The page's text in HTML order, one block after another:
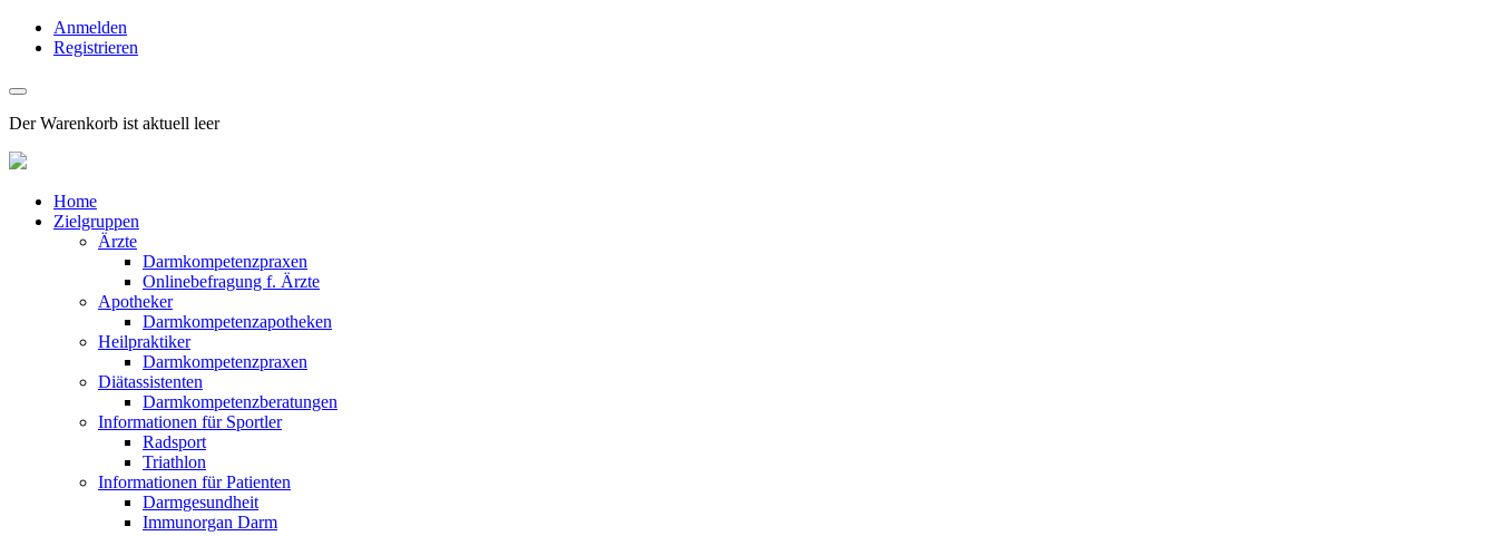
Anmelden
Registrieren
Der Warenkorb ist aktuell leer
Home
Zielgruppen
Ärzte
Darmkompetenzpraxen
Onlinebefragung f. Ärzte
Apotheker
Darmkompetenzapotheken
Heilpraktiker
Darmkompetenzpraxen
Diätassistenten
Darmkompetenzberatungen
Informationen für Sportler
Radsport
Triathlon
Informationen für Patienten
Darmgesundheit
Immunorgan Darm